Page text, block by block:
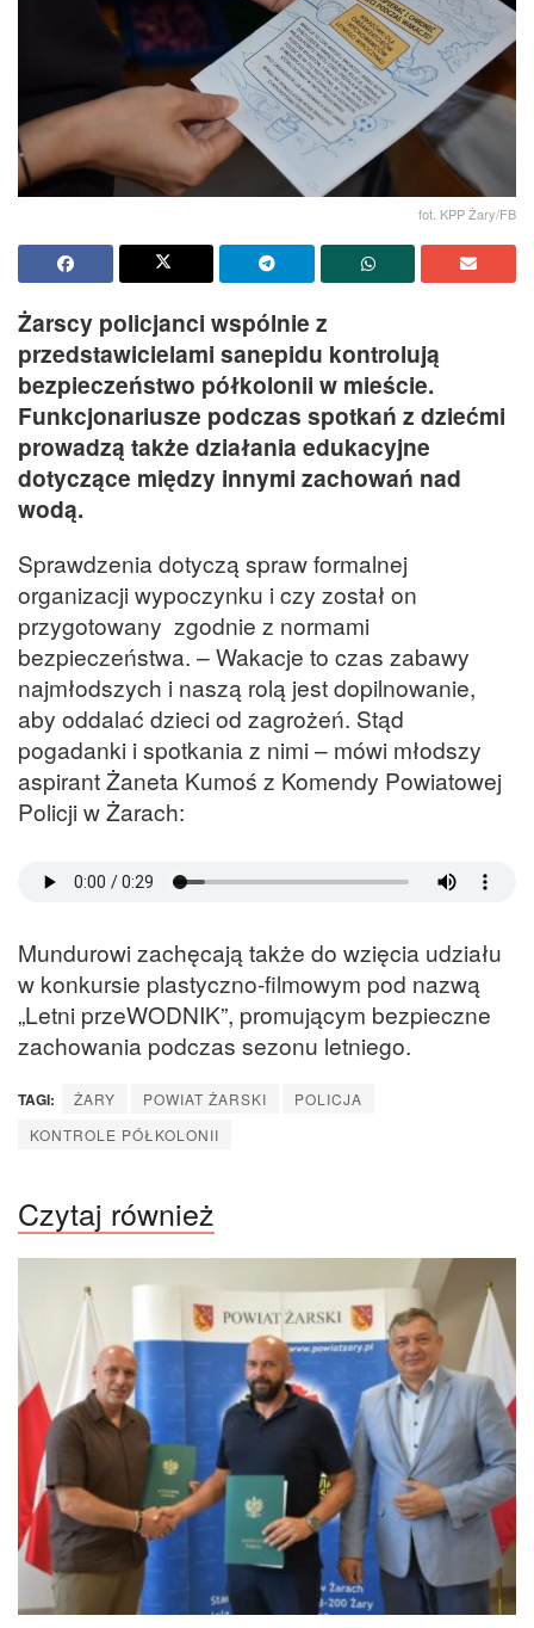
fot. KPP Żary/FB
Żarscy policjanci wspólnie z
przedstawicielami sanepidu kontrolują
bezpieczeństwo półkolonii w mieście.
Funkcjonariusze podczas spotkań z dziećmi
prowadzą także działania edukacyjne
dotyczące między innymi zachowań nad
wodą.
Sprawdzenia dotyczą spraw formalnej
organizacji wypoczynku i czy został on
przygotowany zgodnie z normami
bezpieczeństwa. – Wakacje to czas zabawy
najmłodszych i naszą rolą jest dopilnowanie,
aby oddalać dzieci od zagrożeń. Stąd
pogadanki i spotkania z nimi – mówi młodszy
aspirant Żaneta Kumoś z Komendy Powiatowej
Policji w Żarach:
Mundurowi zachęcają także do wzięcia udziału
w konkursie plastyczno-filmowym pod nazwą
„Letni przeWODNIK”, promującym bezpieczne
zachowania podczas sezonu letniego.
TAGI: ŻARY POWIAT ŻARSKI
POLICJA
KONTROLE PÓŁKOLONII
Czytaj również